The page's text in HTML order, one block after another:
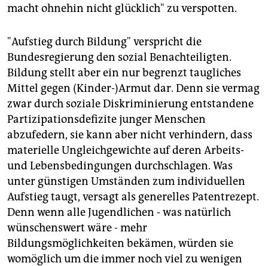
macht ohnehin nicht glücklich" zu verspotten.
"Aufstieg durch Bildung" verspricht die
Bundesregierung den sozial Benachteiligten.
Bildung stellt aber ein nur begrenzt taugliches
Mittel gegen (Kinder-)Armut dar. Denn sie vermag
zwar durch soziale Diskriminierung entstandene
Partizipationsdefizite junger Menschen
abzufedern, sie kann aber nicht verhindern, dass
materielle Ungleichgewichte auf deren Arbeits-
und Lebensbedingungen durchschlagen. Was
unter günstigen Umständen zum individuellen
Aufstieg taugt, versagt als generelles Patentrezept.
Denn wenn alle Jugendlichen - was natürlich
wünschenswert wäre - mehr
Bildungsmöglichkeiten bekämen, würden sie
womöglich um die immer noch viel zu wenigen